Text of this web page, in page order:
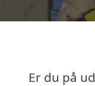
Er du på